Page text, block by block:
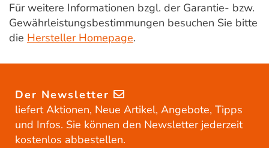
Für weitere Informationen bzgl. der Garantie- bzw.
Gewährleistungsbestimmungen besuchen Sie bitte
die Hersteller Homepage.
Der Newsletter
liefert Aktionen, Neue Artikel, Angebote, Tipps
und Infos. Sie können den Newsletter jederzeit
kostenlos abbestellen.